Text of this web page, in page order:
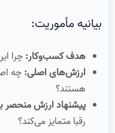
بیانیه مأموریت:
هدف کسب‌وکار:چرا
ارزش‌های اصلی:چه
هستند؟
پیشنهاد ارزش منحصر
رقبا متمایز می‌کند؟